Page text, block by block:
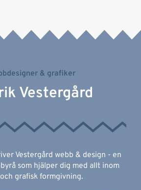
& grafiker
Vestergård
Vestergård webb & design - en
som hjälper dig med allt inom
grafisk formgivning.